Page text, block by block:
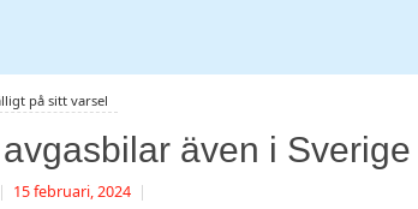
på sitt varsel
även i Sverige
15 februari, 2024